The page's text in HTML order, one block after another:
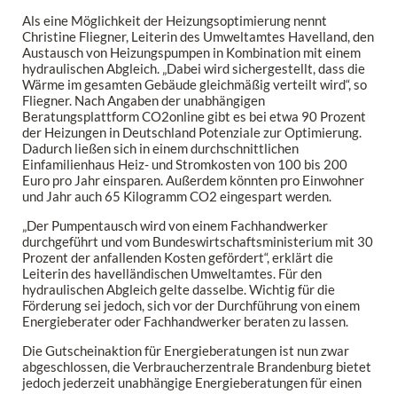
Als eine Möglichkeit der Heizungsoptimierung nennt
Christine Fliegner, Leiterin des Umweltamtes Havelland, den
Austausch von Heizungspumpen in Kombination mit einem
hydraulischen Abgleich. „Dabei wird sichergestellt, dass die
Wärme im gesamten Gebäude gleichmäßig verteilt wird“, so
Fliegner. Nach Angaben der unabhängigen
Beratungsplattform CO2online gibt es bei etwa 90 Prozent
der Heizungen in Deutschland Potenziale zur Optimierung.
Dadurch ließen sich in einem durchschnittlichen
Einfamilienhaus Heiz- und Stromkosten von 100 bis 200
Euro pro Jahr einsparen. Außerdem könnten pro Einwohner
und Jahr auch 65 Kilogramm CO2 eingespart werden.
„Der Pumpentausch wird von einem Fachhandwerker
durchgeführt und vom Bundeswirtschaftsministerium mit 30
Prozent der anfallenden Kosten gefördert“, erklärt die
Leiterin des havelländischen Umweltamtes. Für den
hydraulischen Abgleich gelte dasselbe. Wichtig für die
Förderung sei jedoch, sich vor der Durchführung von einem
Energieberater oder Fachhandwerker beraten zu lassen.
Die Gutscheinaktion für Energieberatungen ist nun zwar
abgeschlossen, die Verbraucherzentrale Brandenburg bietet
jedoch jederzeit unabhängige Energieberatungen für einen